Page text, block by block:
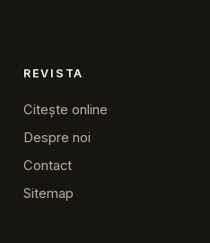
REVISTA
Citește online
Despre noi
Contact
Sitemap